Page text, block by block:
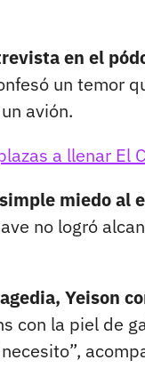
en el
un temor
avión.
a llenar El
miedo al
no logró
Yeison
con la piel de